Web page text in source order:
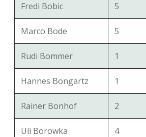
Fredi Bobic 5
Marco Bode 5
Rudi Bommer 1
Hannes Bongartz 1
Rainer Bonhof 2
Uli Borowka 4